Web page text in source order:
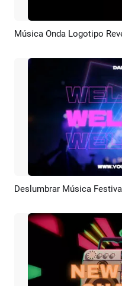
Pré-
Música Onda Logotipo
Pré-
Deslumbrar Música Festival